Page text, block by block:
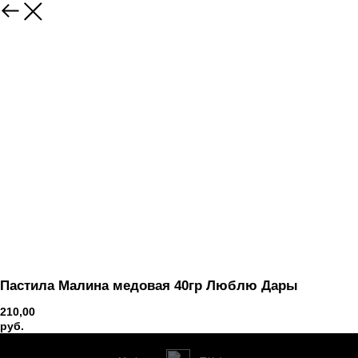
Вернуться
Пастила Малина медовая 40гр Люблю Дары
210,00
руб.